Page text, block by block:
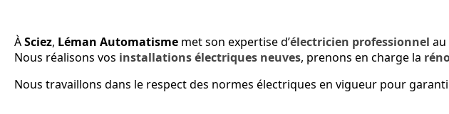
ÀSciez, Léman Automatisme met son expertise d’électricien professionnel au
Nous réalisons vos installations électriques neuves, prenons en charge la
Nous travaillons dans le respect des normes électriques en vigueur pour